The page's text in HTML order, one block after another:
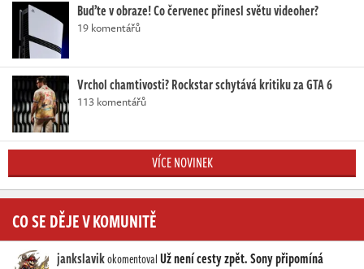
Buďte v obraze! Co červenec přinesl světu videoher?
19 komentářů
Vrchol chamtivosti? Rockstar schytává kritiku za GTA 6
113 komentářů
VÍCE NOVINEK
CO SE DĚJE V KOMUNITĚ
jankslavikokomentovalUž není cesty zpět. Sony připomíná